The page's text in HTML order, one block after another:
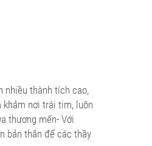
nhiều thành tích cao,
khảm nơi trái tim, luôn
thương mến- Với
bản thân để các thầy